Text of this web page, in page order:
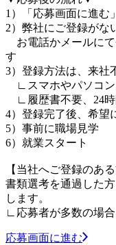
1）「応募画面に進む
2）弊社にご登録がな
お電話かメールにて
す
3）登録方法は、来社
∟スマホやパソコン
∟履歴書不要、24時
4）登録完了後、希望
5）事前に職場見学
6）就業スタート
【当社へご登録のある
書類選考を通過した
します。
∟応募者が多数の場合
応募画面に進む